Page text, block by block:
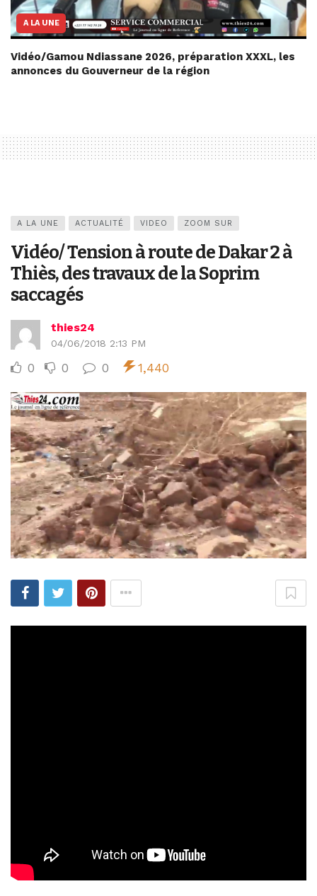
A LA UNE
Vidéo/Gamou Ndiassane 2026, préparation XXXL, les
annonces du Gouverneur de la région
A LA UNE ACTUALITÉ VIDEO ZOOM SUR
Vidéo/ Tension à route de Dakar 2 à
Thiès, des travaux de la Soprim
saccagés
thies24
04/06/2018 2:13 PM
0 0 0 1,440